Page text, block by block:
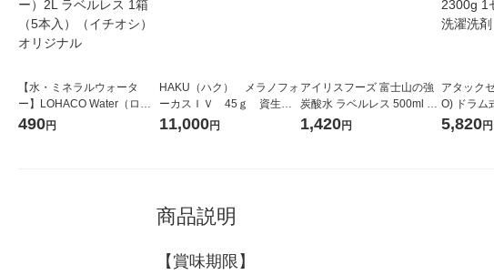
【水・ミネラルウォータ
ー】LOHACO Water（ロハ
コウォーター）2L ラベルレ
490円
HAKU（ハク） メラノフォ
ーカスＩＶ 45ｇ 資生
堂 おまけ付き
11,000円
アイリスフーズ 富士山の強
炭酸水 ラベルレス 500ml 1
箱（24本入）
1,420円
アタック
O) ドラム
ガジャン
（2個入)
5,820円
商品説明
【賞味期限】